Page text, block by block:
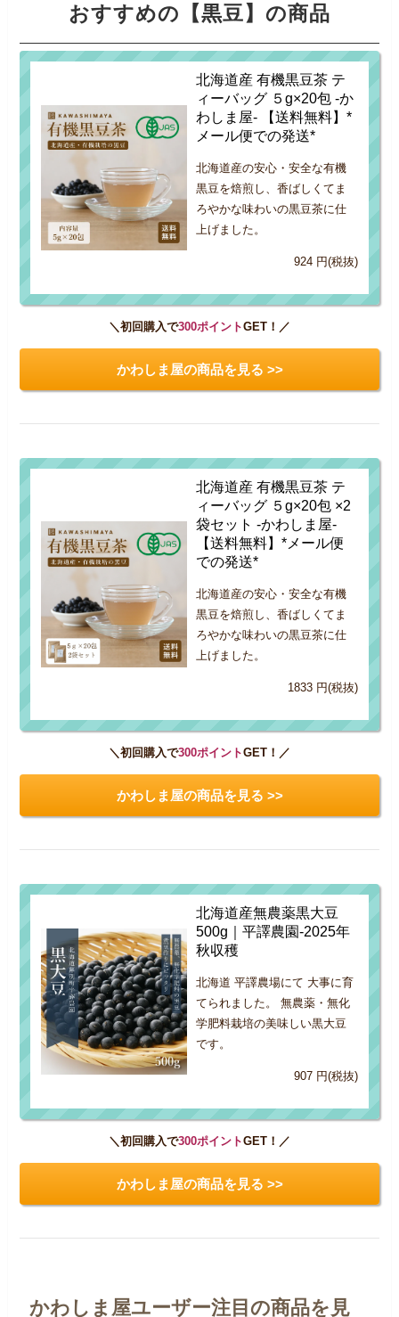
おすすめの【黒豆】の商品
北海道産 有機黒豆茶 テ
ィーバッグ ５g×20包 -か
わしま屋- 【送料無料】*
メール便での発送*
北海道産の安心・安全な有機
黒豆を焙煎し、香ばしくてま
ろやかな味わいの黒豆茶に仕
上げました。
924 円(税抜)
＼初回購入で300ポイントGET！／
かわしま屋の商品を見る >>
北海道産 有機黒豆茶 テ
ィーバッグ ５g×20包 ×2
袋セット -かわしま屋-
【送料無料】*メール便
での発送*
北海道産の安心・安全な有機
黒豆を焙煎し、香ばしくてま
ろやかな味わいの黒豆茶に仕
上げました。
1833 円(税抜)
＼初回購入で300ポイントGET！／
かわしま屋の商品を見る >>
北海道産無農薬黒大豆
500g｜平譯農園-2025年
秋収穫
北海道 平譯農場にて 大事に育
てられました。 無農薬・無化
学肥料栽培の美味しい黒大豆
です。
907 円(税抜)
＼初回購入で300ポイントGET！／
かわしま屋の商品を見る >>
かわしま屋ユーザー注目の商品を見